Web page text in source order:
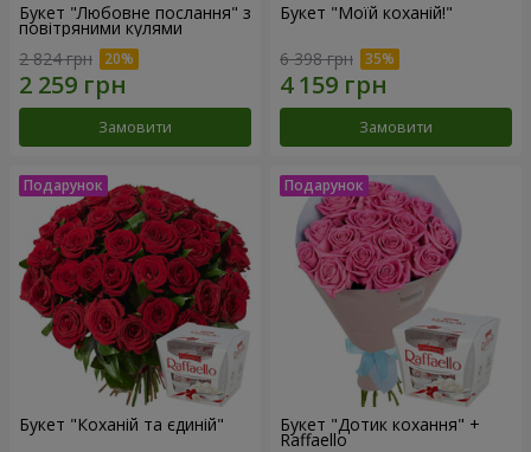
Букет "Любовне послання" з
повітряними кулями
2 824 грн
Замовити
Букет "Моїй коханій!"
6 398 грн
Замовити
Букет "Коханій та єдиній" Букет "Дотик кохання" +
Raffaello